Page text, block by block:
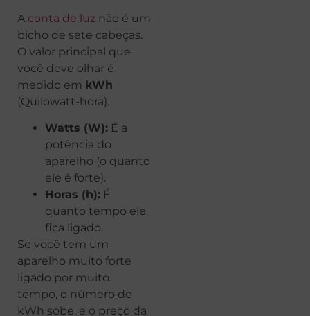
A conta de luz não é um
bicho de sete cabeças.
O valor principal que
você deve olhar é
medido em kWh
(Quilowatt-hora).
Watts (W): É a
potência do
aparelho (o quanto
ele é forte).
Horas (h): É
quanto tempo ele
fica ligado.
Se você tem um
aparelho muito forte
ligado por muito
tempo, o número de
kWh sobe, e o preço da